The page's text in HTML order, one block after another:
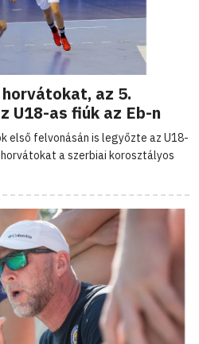
az 5.
as fiúk az Eb-n
első felvonásán is legyőzte az U18-
a szerbiai korosztályos